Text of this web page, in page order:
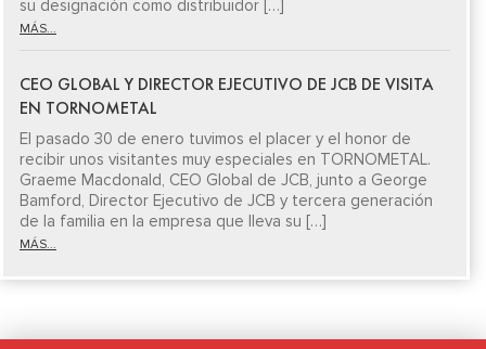
su designación como distribuidor […]
MÁS...
CEO GLOBAL Y DIRECTOR EJECUTIVO DE JCB DE VISITA
EN TORNOMETAL
El pasado 30 de enero tuvimos el placer y el honor de
recibir unos visitantes muy especiales en TORNOMETAL.
Graeme Macdonald, CEO Global de JCB, junto a George
Bamford, Director Ejecutivo de JCB y tercera generación
de la familia en la empresa que lleva su […]
MÁS...